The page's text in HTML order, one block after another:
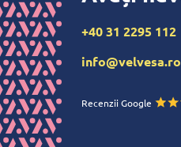
+40 31 2295 112
info@velvesa.ro
Recenzii Google